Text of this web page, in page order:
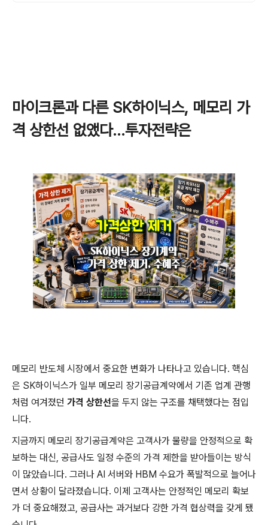
마이크론과 다른 SK하이닉스, 메모리 가
격 상한선 없앴다…투자전략은
메모리 반도체 시장에서 중요한 변화가 나타나고 있습니다. 핵심
은 SK하이닉스가 일부 메모리 장기공급계약에서 기존 업계 관행
처럼 여겨졌던 가격 상한선을 두지 않는 구조를 채택했다는 점입
니다.
지금까지 메모리 장기공급계약은 고객사가 물량을 안정적으로 확
보하는 대신, 공급사도 일정 수준의 가격 제한을 받아들이는 방식
이 많았습니다. 그러나 AI 서버와 HBM 수요가 폭발적으로 늘어나
면서 상황이 달라졌습니다. 이제 고객사는 안정적인 메모리 확보
가 더 중요해졌고, 공급사는 과거보다 강한 가격 협상력을 갖게 됐